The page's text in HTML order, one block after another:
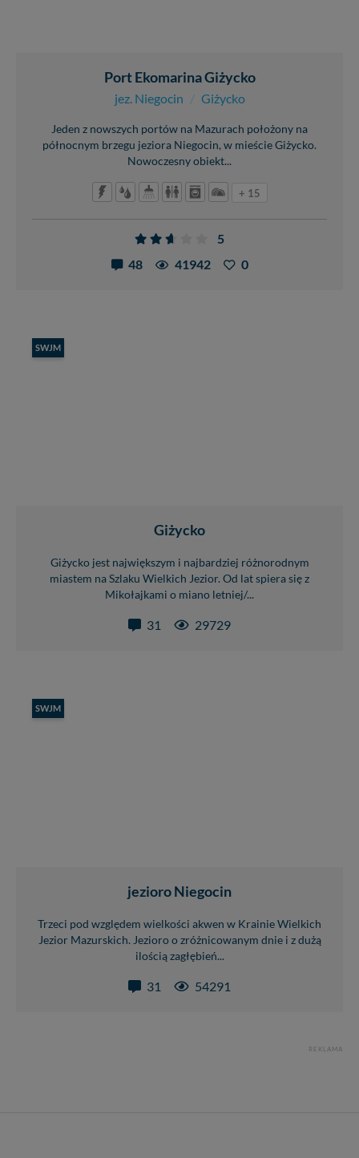
Port Ekomarina Giżycko
jez. Niegocin / Giżycko
Jeden z nowszych portów na Mazurach położony na
północnym brzegu jeziora Niegocin, w mieście Giżycko.
Nowoczesny obiekt...
+ 15
5
48
41942 0
SWJM
Giżycko
Giżycko jest największym i najbardziej różnorodnym
miastem na Szlaku Wielkich Jezior. Od lat spiera się z
Mikołajkami o miano letniej/...
31 29729
SWJM
jezioro Niegocin
Trzeci pod względem wielkości akwen w Krainie Wielkich
Jezior Mazurskich. Jezioro o zróżnicowanym dnie i z dużą
ilością zagłębień...
31 54291
REKLAMA